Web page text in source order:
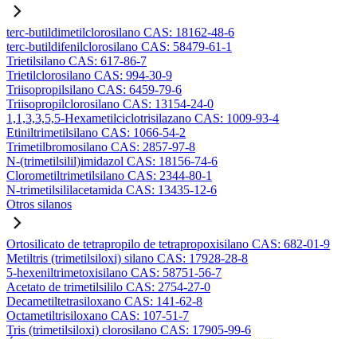
terc-butildimetilclorosilano CAS: 18162-48-6
terc-butildifenilclorosilano CAS: 58479-61-1
Trietilsilano CAS: 617-86-7
Trietilclorosilano CAS: 994-30-9
Triisopropilsilano CAS: 6459-79-6
Triisopropilclorosilano CAS: 13154-24-0
1,1,3,3,5,5-Hexametilciclotrisilazano CAS: 1009-93-4
Etiniltrimetilsilano CAS: 1066-54-2
Trimetilbromosilano CAS: 2857-97-8
N-(trimetilsilil)imidazol CAS: 18156-74-6
Clorometiltrimetilsilano CAS: 2344-80-1
N-trimetilsililacetamida CAS: 13435-12-6
Otros silanos
Ortosilicato de tetrapropilo de tetrapropoxisilano CAS: 682-01-9
Metiltris (trimetilsiloxi) silano CAS: 17928-28-8
5-hexeniltrimetoxisilano CAS: 58751-56-7
Acetato de trimetilsililo CAS: 2754-27-0
Decametiltetrasiloxano CAS: 141-62-8
Octametiltrisiloxano CAS: 107-51-7
Tris (trimetilsiloxi) clorosilano CAS: 17905-99-6